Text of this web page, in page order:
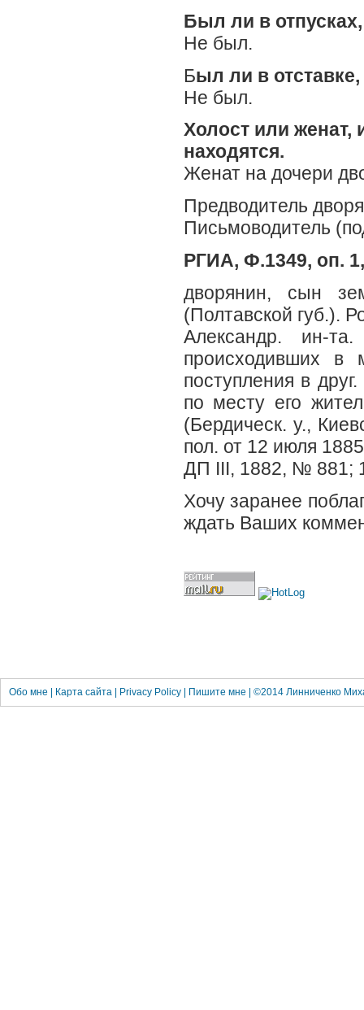
Был ли в
Не был.
Был ли в
Не был.
Холост или женат,
находятся.
Женат на дочери
Предводитель
Письмоводитель
РГИА, Ф.1349, оп.
дворянин, сын
(Полтавской губ.).
Александр. ин-
происходивших в
поступления в
по месту его
(Бердическ. у.,
пол. от 12 июля
ДП III, 1882, № 881;
Хочу заранее
ждать Ваших
Обо мне | Карта сайта | Privacy Policy | Пишите мне | ©2014 Линниченко